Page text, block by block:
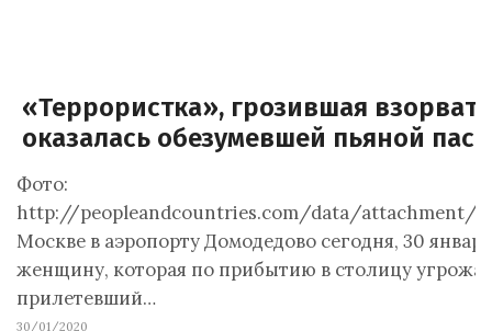
«Террористка», грозившая
оказалась обезумевшей пьяной
Фото:
http://peopleandcountries.com/data/attachment/
Москве в аэропорту Домодедово сегодня, 30
женщину, которая по прибытию в столицу
прилетевший…
30/01/2020